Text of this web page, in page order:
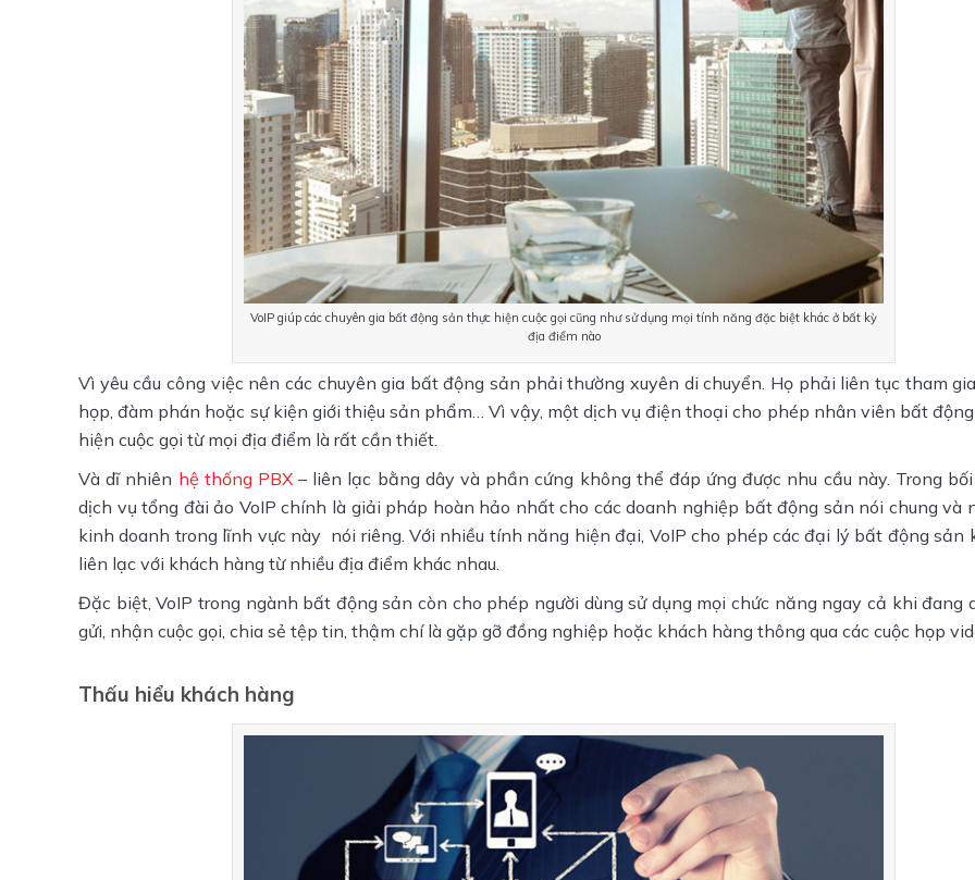
VoIP giúp các chuyên gia bất động sản thực hiện cuộc gọi cũng như sử dụng mọi tính năng đặc biệt khác ở bất kỳ
địa điểm nào
Vì yêu cầu công việc nên các chuyên gia bất động sản phải thường xuyên di chuyển. Họ phải liên tục tham
họp, đàm phán hoặc sự kiện giới thiệu sản phẩm… Vì vậy, một dịch vụ điện thoại cho phép nhân viên bất
hiện cuộc gọi từ mọi địa điểm là rất cần thiết.
Và dĩ nhiên hệ thống PBX– liên lạc bằng dây và phần cứng không thể đáp ứng được nhu cầu này. Trong
dịch vụ tổng đài ảo VoIP chính là giải pháp hoàn hảo nhất cho các doanh nghiệp bất động sản nói chung và
kinh doanh trong lĩnh vực này nói riêng. Với nhiều tính năng hiện đại, VoIP cho phép các đại lý bất động sản
liên lạc với khách hàng từ nhiều địa điểm khác nhau.
Đặc biệt, VoIP trong ngành bất động sản còn cho phép người dùng sử dụng mọi chức năng ngay cả khi đang
gửi, nhận cuộc gọi, chia sẻ tệp tin, thậm chí là gặp gỡ đồng nghiệp hoặc khách hàng thông qua các cuộc họp
Thấu hiểu khách hàng